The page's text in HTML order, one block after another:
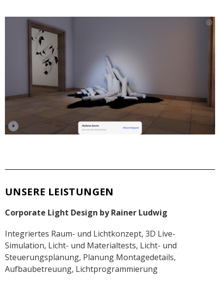
UNSERE LEISTUNGEN
Corporate Light Design by Rainer Ludwig
Integriertes Raum- und Lichtkonzept, 3D Live-
Simulation, Licht- und Materialtests, Licht- und
Steuerungsplanung, Planung Montagedetails,
Aufbaubetreuung, Lichtprogrammierung